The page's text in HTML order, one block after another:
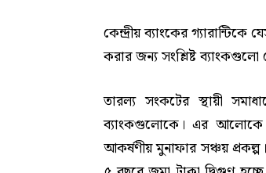
কেন্দ্রীয় ব্যাংকের
করার জন্য সংশ্লিষ্ট
তারল্য সংকটের স্থায়ী
ব্যাংকগুলোকে। এর আলোকে
আকর্ষণীয় মুনাফার সঞ্চয়